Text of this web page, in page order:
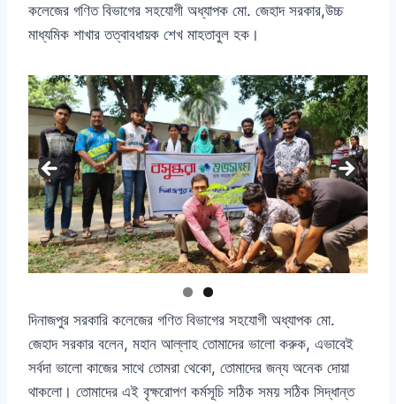
কলেজের গণিত বিভাগের সহযোগী অধ্যাপক মো. জেহাদ সরকার,উচ্চ
মাধ্যমিক শাখার তত্বাবধায়ক শেখ মাহতাবুল হক।
দিনাজপুর সরকারি কলেজের গণিত বিভাগের সহযোগী অধ্যাপক মো.
জেহাদ সরকার বলেন, মহান আল্লাহ তোমাদের ভালো করুক, এভাবেই
সর্বদা ভালো কাজের সাথে তোমরা থেকো, তোমাদের জন্য অনেক দোয়া
থাকলো। তোমাদের এই বৃক্ষরোপণ কর্মসূচি সঠিক সময় সঠিক সিদ্ধান্ত